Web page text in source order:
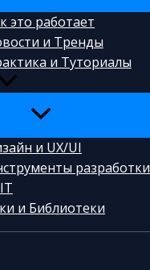
это работает
и Тренды
и Туториалы
и UX/UI
разработки
и Библиотеки